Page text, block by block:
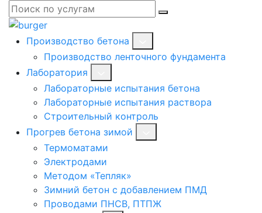
Производство бетона
Производство ленточного фундамента
Лаборатория
Лабораторные испытания бетона
Лабораторные испытания раствора
Строительный контроль
Прогрев бетона зимой
Термоматами
Электродами
Методом «Тепляк»
Зимний бетон с добавлением ПМД
Проводами ПНСВ, ПТПЖ